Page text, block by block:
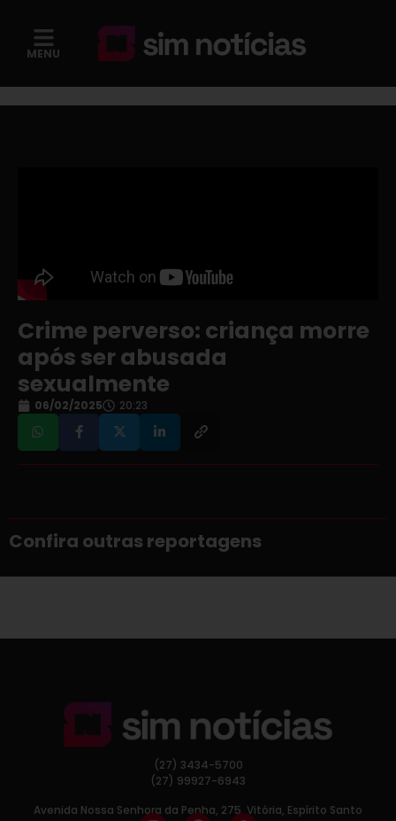
MENU
Crime perverso: criança morre
após ser abusada
sexualmente
06/02/2025 20:23
Confira outras reportagens
(27) 3434-5700
(27) 99927-6943
Avenida Nossa Senhora da Penha, 275, Vitória, Espírito Santo